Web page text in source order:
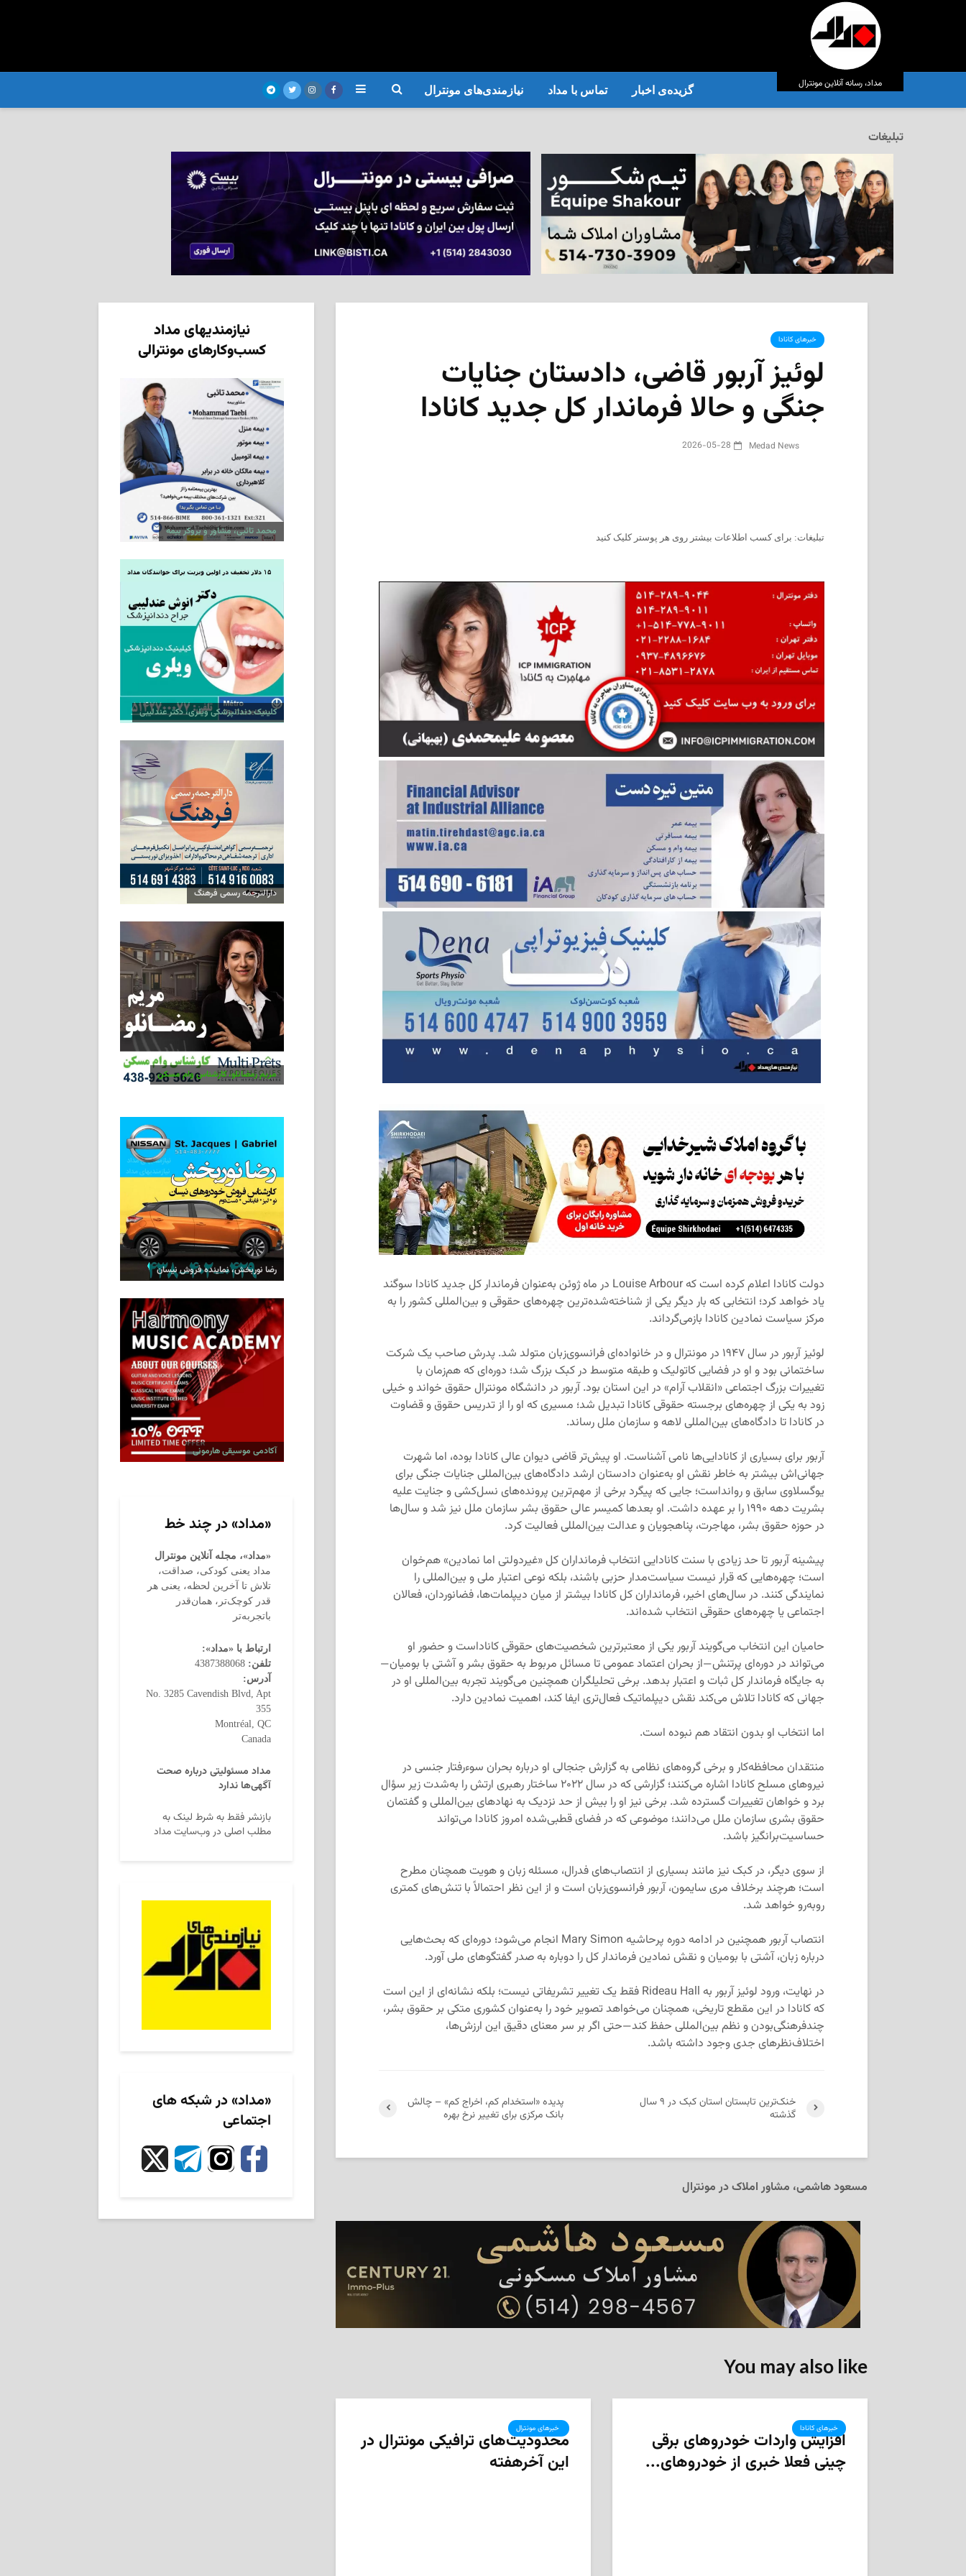
مداد، رسانه آنلاین مونترال گزیده‌ی‌ اخبار تماس با مداد نیازمندی‌های مونترال
تبلیغات
خبرهای کانادا
لوئیز آربور قاضی، دادستان جنایات
جنگی و حالا فرماندار کل جدید کانادا
2026-05-28
تبلیغات: برای کسب اطلاعات بیشتر روی هر پوستر کلیک کنید
دولت کانادا اعلام کرده است که Louise Arbour در ماه ژوئن به‌عنوان فرماندار کل جدید کانادا سوگند
یاد خواهد کرد؛ انتخابی که بار دیگر یکی از شناخته‌شده‌ترین چهره‌های حقوقی و بین‌المللی کشور را به
مرکز سیاست نمادین کانادا بازمی‌گرداند.
لوئیز آربور در سال ۱۹۴۷ در مونترال و در خانواده‌ای فرانسوی‌زبان متولد شد. پدرش صاحب یک شرکت
ساختمانی بود و او در فضایی کاتولیک و طبقه متوسط در کبک بزرگ شد؛ دوره‌ای که هم‌زمان با
تغییرات بزرگ اجتماعی «انقلاب آرام» در این استان بود. آربور در دانشگاه مونترال حقوق خواند و خیلی
زود به یکی از چهره‌های برجسته حقوقی کانادا تبدیل شد؛ مسیری که او را از تدریس حقوق و قضاوت
در کانادا تا دادگاه‌های بین‌المللی لاهه و سازمان ملل رساند.
آربور برای بسیاری از کانادایی‌ها نامی آشناست. او پیش‌تر قاضی دیوان عالی کانادا بوده، اما شهرت
جهانی‌اش بیشتر به خاطر نقش او به‌عنوان دادستان ارشد دادگاه‌های بین‌المللی جنایات جنگی برای
یوگسلاوی سابق و روانداست؛ جایی که پیگرد برخی از مهم‌ترین پرونده‌های نسل‌کشی و جنایت علیه
بشریت دهه ۱۹۹۰ را بر عهده داشت. او بعدها کمیسر عالی حقوق بشر سازمان ملل نیز شد و سال‌ها
در حوزه حقوق بشر، مهاجرت، پناهجویان و عدالت بین‌المللی فعالیت کرد.
پیشینه آربور تا حد زیادی با سنت کانادایی انتخاب فرمانداران کل «غیردولتی اما نمادین» هم‌خوان
است؛ چهره‌هایی که قرار نیست سیاست‌مدار حزبی باشند، بلکه نوعی اعتبار ملی و بین‌المللی را
نمایندگی کنند. در سال‌های اخیر، فرمانداران کل کانادا بیشتر از میان دیپلمات‌ها، فضانوردان، فعالان
اجتماعی یا چهره‌های حقوقی انتخاب شده‌اند.
حامیان این انتخاب می‌گویند آربور یکی از معتبرترین شخصیت‌های حقوقی کاناداست و حضور او
می‌تواند در دوره‌ای پرتنش—از بحران اعتماد عمومی تا مسائل مربوط به حقوق بشر و آشتی با بومیان—
به جایگاه فرماندار کل ثبات و اعتبار بدهد. برخی تحلیلگران همچنین می‌گویند تجربه بین‌المللی او در
جهانی که کانادا تلاش می‌کند نقش دیپلماتیک فعال‌تری ایفا کند، اهمیت نمادین دارد.
اما انتخاب او بدون انتقاد هم نبوده است.
منتقدان محافظه‌کار و برخی گروه‌های نظامی به گزارش جنجالی او درباره بحران سوءرفتار جنسی در
نیروهای مسلح کانادا اشاره می‌کنند؛ گزارشی که در سال ۲۰۲۲ ساختار رهبری ارتش را به‌شدت زیر سؤال
برد و خواهان تغییرات گسترده شد. برخی نیز او را بیش از حد نزدیک به نهادهای بین‌المللی و گفتمان
حقوق بشری سازمان ملل می‌دانند؛ موضوعی که در فضای قطبی‌شده امروز کانادا می‌تواند
حساسیت‌برانگیز باشد.
از سوی دیگر، در کبک نیز مانند بسیاری از انتصاب‌های فدرال، مسئله زبان و هویت همچنان مطرح
است؛ هرچند برخلاف مری سایمون، آربور فرانسوی‌زبان است و از این نظر احتمالاً با تنش‌های کمتری
روبه‌رو خواهد شد.
انتصاب آربور همچنین در ادامه دوره پرحاشیه Mary Simon انجام می‌شود؛ دوره‌ای که بحث‌هایی
درباره زبان، آشتی با بومیان و نقش نمادین فرماندار کل را دوباره به صدر گفتگوهای ملی آورد.
در نهایت، ورود لوئیز آربور به Rideau Hall فقط یک تغییر تشریفاتی نیست؛ بلکه نشانه‌ای از این است
که کانادا در این مقطع تاریخی، همچنان می‌خواهد تصویر خود را به‌عنوان کشوری متکی بر حقوق بشر،
چندفرهنگی‌بودن و نظم بین‌المللی حفظ کند—حتی اگر بر سر معنای دقیق این ارزش‌ها،
اختلاف‌نظرهای جدی وجود داشته باشد.
پدیده‌ «استخدام کم، اخراج کم» – چالش
بانک مرکزی برای تغییر نرخ بهره
خنک‌ترین تابستان استان کبک در ۹ سال
گذشته
مسعود هاشمی، مشاور املاک در مونترال
You may also like
خبرهای کانادا
افزایش واردات خودروهای برقی
چینی فعلا خبری از خودروهای...
‌ خبرهای مونترال
محدودیت‌های ترافیکی مونترال در
این آخرهفته
نیازمندیهای مداد
کسب‌وکارهای مونترالی
محمد تائبی، مشاور و بروکر بیمه
کلینیک دندانپزشکی ویلری، دکتر عندلیبی
دارالترجمه رسمی فرهنگ
مریم رمضانلو، کارشناس وام مسکن
رضا نوربخش، نماینده فروش نیسان
آکادمی موسیقی هارمونی
«مداد» در چند خط
«مداد»، مجله آنلاین مونترال
مداد یعنی کودکی، صداقت،
تلاش تا آخرین لحظه، یعنی هر
قدر کوچک‌تر، همان‌قدر
باتجربه‌تر
ارتباط با «مداد»:
تلفن:
آدرس:
No. 3285 Cavendish Blvd, Apt
355
Montréal, QC
Canada
مداد مسئولیتی درباره صحت
آگهی‌ها ندارد
بازنشر فقط به شرط لینک به
مطلب اصلی در وب‌سایت مداد
«مداد» در شبکه های
اجتماعی